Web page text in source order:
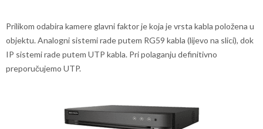
Prilikom odabira kamere glavni faktor je koja je vrsta kabla položena u
objektu. Analogni sistemi rade putem RG59 kabla (lijevo na slici), dok
IP sistemi rade putem UTP kabla. Pri polaganju definitivno
preporučujemo UTP.